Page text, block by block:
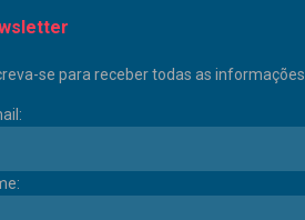
se para receber todas as informações